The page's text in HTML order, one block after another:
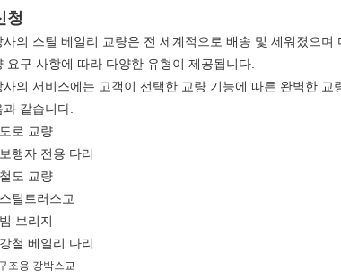
청
사의 스틸 베일리 교량은 전 세계적으로 배송 및 세워졌으
요구 사항에 따라 다양한 유형이 제공됩니다.
사의 서비스에는 고객이 선택한 교량 기능에 따른 완벽한
과 같습니다.
로 교량
행자 전용 다리
도 교량
틸트러스교
브리지
철 베일리 다리
조용 강박스교